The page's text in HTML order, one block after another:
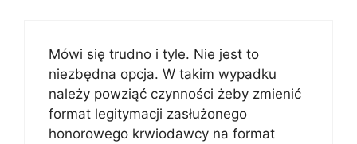
Mówi się trudno i tyle. Nie jest to
niezbędna opcja. W takim wypadku
należy powziąć czynności żeby zmienić
format legitymacji zasłużonego
honorowego krwiodawcy na format